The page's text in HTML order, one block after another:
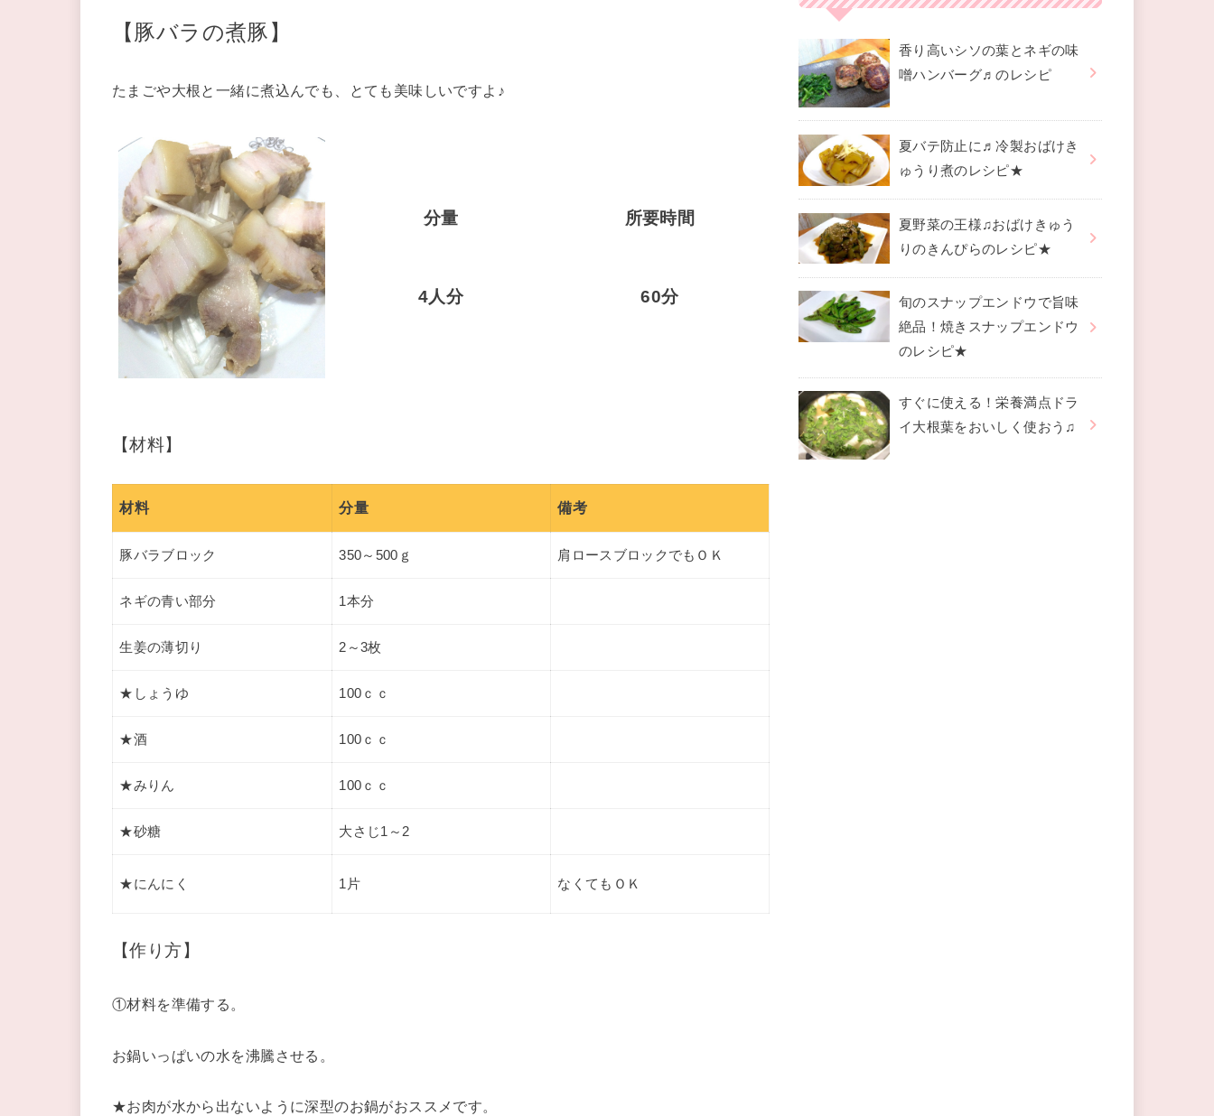
【豚バラの煮豚】
たまごや大根と一緒に煮込んでも、とても美味しいですよ♪
分量
4人分
所要時間
60分
【材料】
材料 分量 備考
豚バラブロック 350～500ｇ 肩ロースブロックでもＯＫ
ネギの青い部分 1本分
生姜の薄切り 2～3枚
★しょうゆ 100ｃｃ
★酒 100ｃｃ
★みりん 100ｃｃ
★砂糖 大さじ1～2
★にんにく 1片 なくてもＯＫ
【作り方】
①材料を準備する。
お鍋いっぱいの水を沸騰させる。
★お肉が水から出ないように深型のお鍋がおススメです。
香り高いシソの葉とネギの味
噌ハンバーグ♬のレシピ
夏バテ防止に♬冷製おばけき
ゅうり煮のレシピ★
夏野菜の王様♫おばけきゅう
りのきんぴらのレシピ★
旬のスナップエンドウで旨味
絶品！焼きスナップエンドウ
のレシピ★
すぐに使える！栄養満点ドラ
イ大根葉をおいしく使おう♫